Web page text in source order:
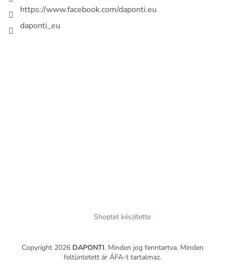
https://www.facebook.com/daponti.eu
daponti_eu
Shoptet készítette
Copyright 2026 DAPONTI. Minden jog fenntartva.